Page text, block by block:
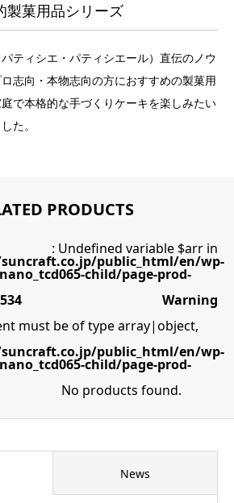
製菓用品シリーズ
ティシエ・パティシエール）直伝のノウ
志向・本物志向の方におすすめの製菓用
で本格的な手づくりケーキを楽しみたい
た。
PRODUCTS
: Undefined variable $arr in
public_html/en/wp-
child/page-prod-
534
Warning
must be of type array|object,
public_html/en/wp-
child/page-prod-
No products found.
News